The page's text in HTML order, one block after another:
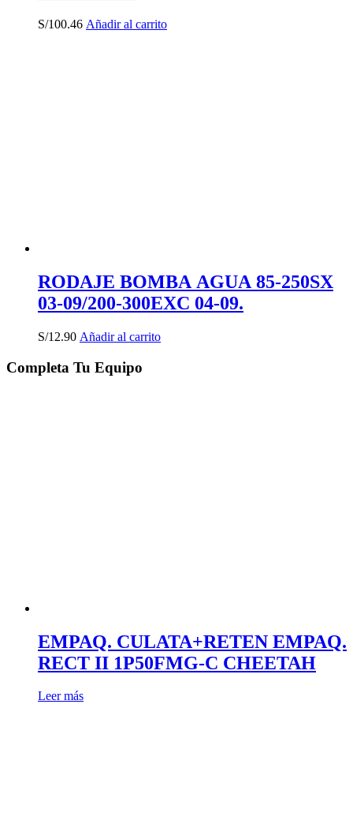
S/100.46 Añadir al carrito
RODAJE BOMBA AGUA 85-250SX
03-09/200-300EXC 04-09.
S/12.90 Añadir al carrito
Completa Tu Equipo
EMPAQ. CULATA+RETEN EMPAQ.
RECT II 1P50FMG-C CHEETAH
Leer más